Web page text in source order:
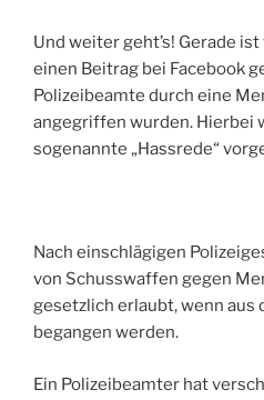
Und weiter geht’s! Gerade
einen Beitrag bei Facebook
Polizeibeamte durch eine
angegriffen wurden. Hierbei
sogenannte „Hassrede“
Nach einschlägigen
von Schusswaffen gegen
gesetzlich erlaubt, wenn aus
begangen werden.
Ein Polizeibeamter hat